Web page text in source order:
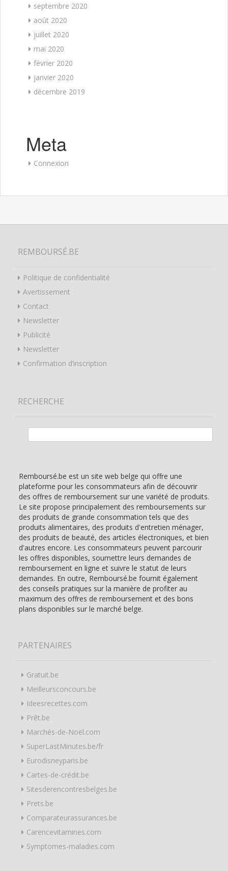
septembre 2020
août 2020
juillet 2020
mai 2020
février 2020
janvier 2020
décembre 2019
Meta
Connexion
REMBOURSÉ.BE
Politique de confidentialité
Avertissement
Contact
Newsletter
Publicité
Newsletter
Confirmation d’inscription
RECHERCHE
Remboursé.be est un site web belge qui offre une
plateforme pour les consommateurs afin de découvrir
des offres de remboursement sur une variété de produits.
Le site propose principalement des remboursements sur
des produits de grande consommation tels que des
produits alimentaires, des produits d'entretien ménager,
des produits de beauté, des articles électroniques, et bien
d'autres encore. Les consommateurs peuvent parcourir
les offres disponibles, soumettre leurs demandes de
remboursement en ligne et suivre le statut de leurs
demandes. En outre, Remboursé.be fournit également
des conseils pratiques sur la manière de profiter au
maximum des offres de remboursement et des bons
plans disponibles sur le marché belge.
PARTENAIRES
Gratuit.be
Meilleursconcours.be
Ideesrecettes.com
Prêt.be
Marchés-de-Noël.com
SuperLastMinutes.be/fr
Eurodisneyparis.be
Cartes-de-crédit.be
Sitesderencontresbelges.be
Prets.be
Comparateurassurances.be
Carencevitamines.com
Symptomes-maladies.com